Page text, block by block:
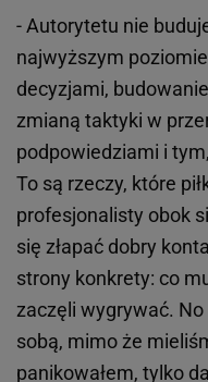
- Autorytetu nie
najwyższym
decyzjami,
zmianą taktyki w
podpowiedziami i
To są rzeczy, które
profesjonalisty obok
się złapać dobry
strony konkrety: co
zaczęli wygrywać. No
sobą, mimo że
panikowałem, tylko